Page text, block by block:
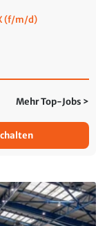
(f/m/d)
Mehr Top-Jobs >